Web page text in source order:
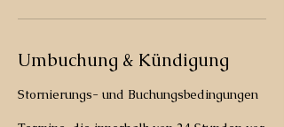
Umbuchung & Kündigung
Stornierungs- und Buchungsbedingungen